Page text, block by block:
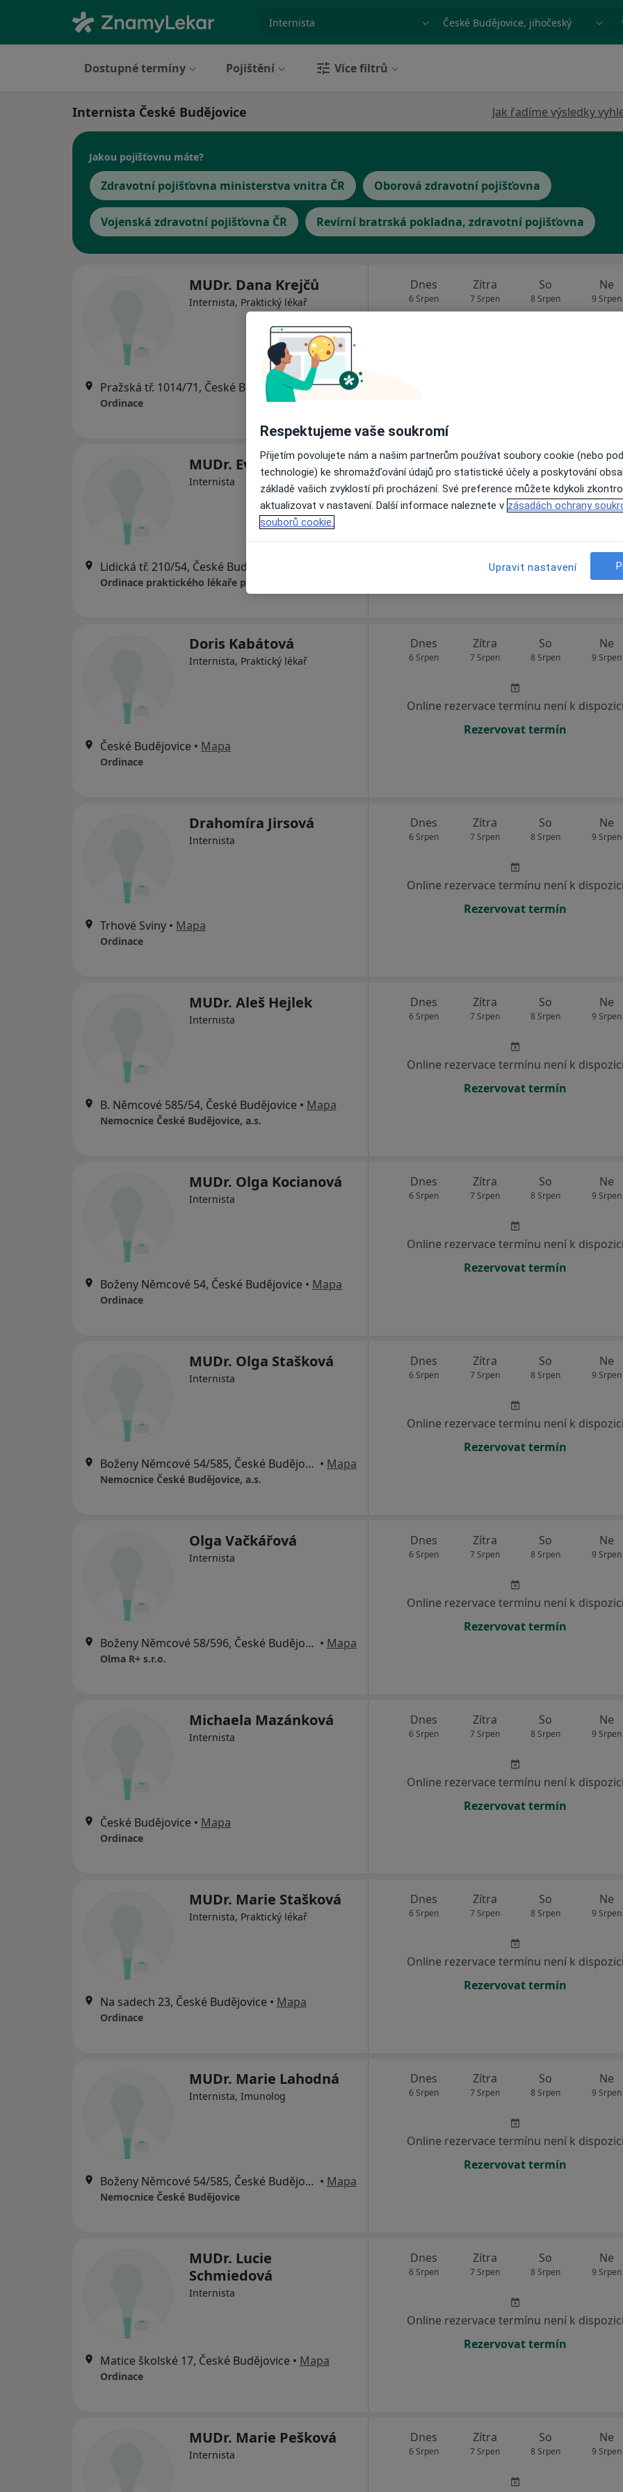
specializace, nemoc nebo příjmeníMěsto nebo region
Dostupné termíny Pojištění Více filtrů
Internista České Budějovice Jak řadíme výsledky
Jakou pojišťovnu máte?
Zdravotní pojišťovna ministerstva vnitra ČR Oborová zdravotní pojišťovna
Vojenská zdravotní pojišťovna ČR Revírní bratrská pokladna, zdravotní pojišťovna
MUDr. Dana Krejčů
Internista, Praktický lékař
Pražská tř. 1014/71, České Budějovice•Mapa
Ordinace
Dnes
6 Srpen
Zítra
7 Srpen
So
8 Srpen
Ne
9 Srpen
MUDr. Eva Prüherová
Internista
Lidická tř. 210/54, České Budějovice
Ordinace praktického lékaře pro děti a dorost
Dnes
6 Srpen
Zítra
7 Srpen
So
8 Srpen
Ne
9 Srpen
Doris Kabátová
Internista, Praktický lékař
České Budějovice • Mapa
Ordinace
Dnes
6 Srpen
Zítra
7 Srpen
So
8 Srpen
Ne
9 Srpen
Online rezervace termínu není k dispozici
Rezervovat termín
Drahomíra Jirsová
Internista
Trhové Sviny • Mapa
Ordinace
Dnes
6 Srpen
Zítra
7 Srpen
So
8 Srpen
Ne
9 Srpen
Online rezervace termínu není k dispozici
Rezervovat termín
MUDr. Aleš Hejlek
Internista
B. Němcové 585/54, České Budějovice • Mapa
Nemocnice České Budějovice, a.s.
Dnes
6 Srpen
Zítra
7 Srpen
So
8 Srpen
Ne
9 Srpen
Online rezervace termínu není k dispozici
Rezervovat termín
MUDr. Olga Kocianová
Internista
Boženy Němcové 54, České Budějovice • Mapa
Ordinace
Dnes
6 Srpen
Zítra
7 Srpen
So
8 Srpen
Ne
9 Srpen
Online rezervace termínu není k dispozici
Rezervovat termín
MUDr. Olga Stašková
Internista
Boženy Němcové 54/585, České Budějovice • Mapa
Nemocnice České Budějovice, a.s.
Dnes
6 Srpen
Zítra
7 Srpen
So
8 Srpen
Ne
9 Srpen
Online rezervace termínu není k dispozici
Rezervovat termín
Olga Vačkářová
Internista
Boženy Němcové 58/596, České Budějovice • Mapa
Olma R+ s.r.o.
Dnes
6 Srpen
Zítra
7 Srpen
So
8 Srpen
Ne
9 Srpen
Online rezervace termínu není k dispozici
Rezervovat termín
Michaela Mazánková
Internista
České Budějovice • Mapa
Ordinace
Dnes
6 Srpen
Zítra
7 Srpen
So
8 Srpen
Ne
9 Srpen
Online rezervace termínu není k dispozici
Rezervovat termín
MUDr. Marie Stašková
Internista, Praktický lékař
Na sadech 23, České Budějovice • Mapa
Ordinace
Dnes
6 Srpen
Zítra
7 Srpen
So
8 Srpen
Ne
9 Srpen
Online rezervace termínu není k dispozici
Rezervovat termín
MUDr. Marie Lahodná
Internista, Imunolog
Boženy Němcové 54/585, České Budějovice • Mapa
Nemocnice České Budějovice
Dnes
6 Srpen
Zítra
7 Srpen
So
8 Srpen
Ne
9 Srpen
Online rezervace termínu není k dispozici
Rezervovat termín
MUDr. Lucie
Schmiedová
Internista
Matice školské 17, České Budějovice • Mapa
Ordinace
Dnes
6 Srpen
Zítra
7 Srpen
So
8 Srpen
Ne
9 Srpen
Online rezervace termínu není k dispozici
Rezervovat termín
MUDr. Marie Pešková
Internista
Dnes
6 Srpen
Zítra
7 Srpen
So
8 Srpen
Ne
9 Srpen
Respektujeme vaše soukromí
Přijetím povolujete nám a našim partnerům používat soubory cookie (nebo
technologie) ke shromažďování údajů pro statistické účely a poskytování
základě vašich zvyklostí při procházení. Své preference můžete kdykoli
aktualizovat v nastavení. Další informace naleznete v zásadách ochrany
souborů cookie.
Upravit nastavení